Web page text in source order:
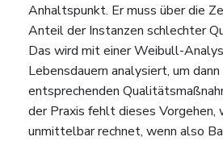
Anhaltspunkt. Er muss über die
Anteil der Instanzen schlechter
Das wird mit einer Weibull-
Lebensdauern analysiert, um dann
entsprechenden
der Praxis fehlt dieses Vorgehen,
unmittelbar rechnet, wenn also